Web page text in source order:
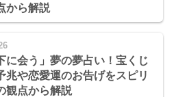
から解説
に会う」夢の夢占い！宝くじ
兆や恋愛運のお告げをスピリ
観点から解説